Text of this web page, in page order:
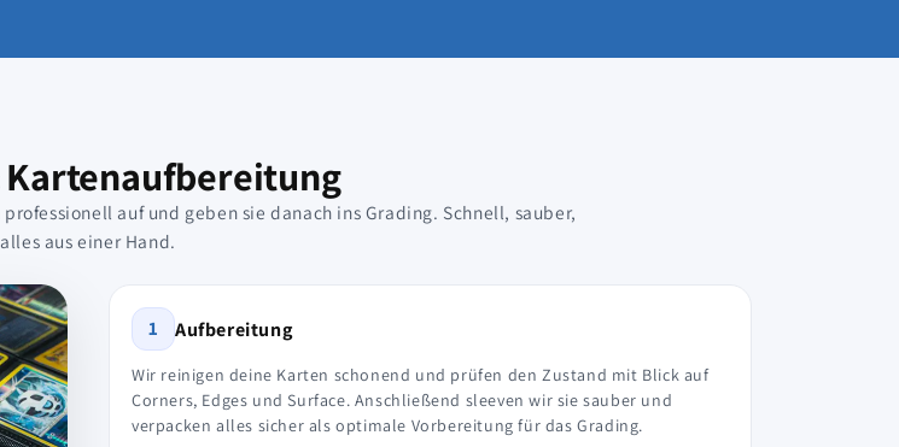
Kartenaufbereitung
auf und geben sie danach ins Grading. Schnell, sauber,
alles aus einer Hand.
1 Aufbereitung
Wir reinigen deine Karten schonend und prüfen den Zustand mit Blick auf
Corners, Edges und Surface. Anschließend sleeven wir sie sauber und
verpacken alles sicher als optimale Vorbereitung für das Grading.